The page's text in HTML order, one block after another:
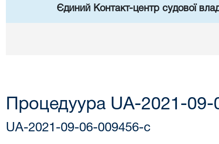
Єдиний Контакт-центр судової
Процедуура UA-2021-
UA-2021-09-06-009456-c